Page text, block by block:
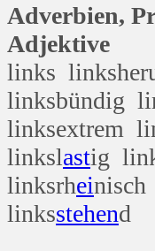
Adverbien,
Adjektive
links
linksbündig
linksextrem
linkslastig
linksrhei
linksstehend